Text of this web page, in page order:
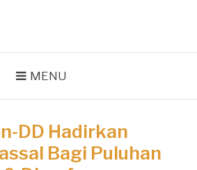
MENU
DD Hadirkan
Bagi Puluhan